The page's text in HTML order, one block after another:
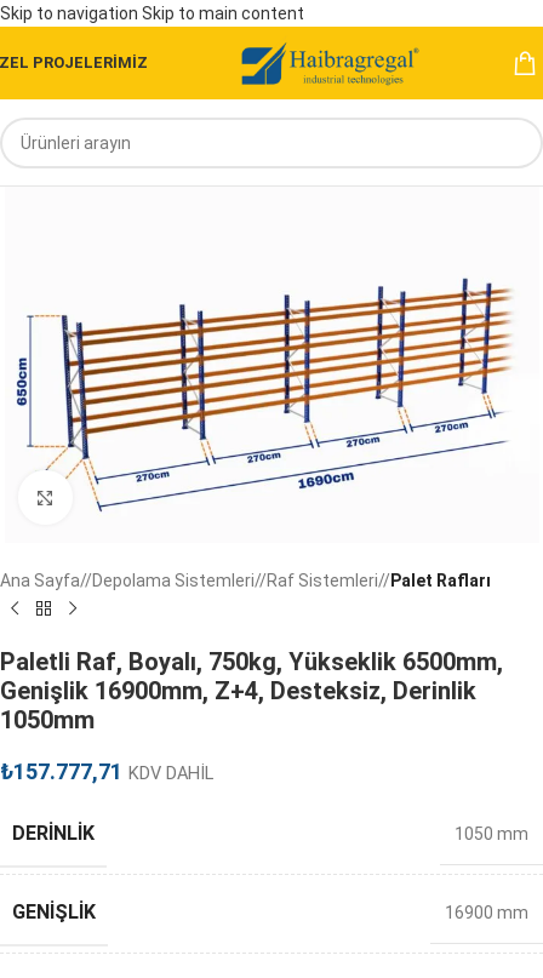
Skip to navigation Skip to main content
PROJELERİMİZ
Ana Sayfa/ Depolama Sistemleri/ Raf Sistemleri/ Palet Rafları
Paletli Raf, Boyalı, 750kg, Yükseklik 6500mm,
Genişlik 16900mm, Z+4, Desteksiz, Derinlik
1050mm
₺157.777,71 KDV DAHİL
DERINLIK 1050 mm
GENIŞLIK 16900 mm